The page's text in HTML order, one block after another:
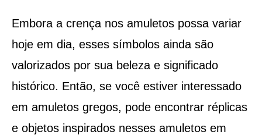
Embora a crença nos amuletos possa variar
hoje em dia, esses símbolos ainda são
valorizados por sua beleza e significado
histórico. Então, se você estiver interessado
em amuletos gregos, pode encontrar réplicas
e objetos inspirados nesses amuletos em